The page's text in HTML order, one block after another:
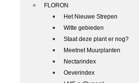
FLORON
Het Nieuwe Strepen
Witte gebieden
Staat deze plant er nog?
Meetnet Muurplanten
Nectarindex
Oeverindex